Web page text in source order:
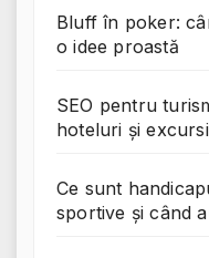
Bluff în poker:
o idee proastă
SEO pentru
hoteluri și
Ce sunt
sportive și când